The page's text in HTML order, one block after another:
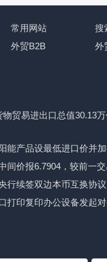
常用网站
搜
外贸B2B
外
物贸易进出口总值30.13
能产品设最低进口价并
间价报6.7904，较前一
行续签双边本币互换协议
打印复印办公设备发起